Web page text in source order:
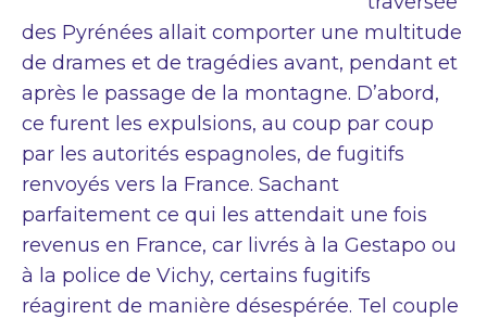
des Pyrénées allait comporter une multitude
de drames et de tragédies avant, pendant et
après le passage de la montagne. D’abord,
ce furent les expulsions, au coup par coup
par les autorités espagnoles, de fugitifs
renvoyés vers la France. Sachant
parfaitement ce qui les attendait une fois
revenus en France, car livrés à la Gestapo ou
à la police de Vichy, certains fugitifs
réagirent de manière désespérée. Tel couple